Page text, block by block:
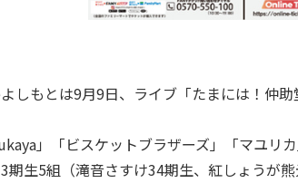
しもとは9月9日、ライブ「たまには！仲助
」「ビスケットブラザーズ」「マユリ
期生5組（滝音さすけ34期生、紅しょうが